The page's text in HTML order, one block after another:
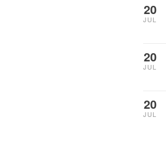
20
JUL
20
JUL
20
JUL